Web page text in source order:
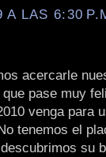
A LAS 6:30
acercarle
pase muy
venga para
tenemos el
su